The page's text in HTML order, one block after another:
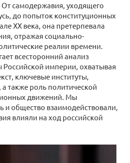
самодержавия, уходящего
до попыток конституционных
XX века, она претерпевала
отражая социально-
реалии времени.
всесторонний анализ
Российской империи, охватывая
ключевые институты,
также роль политической
движений. Мы
и общество взаимодействовали,
влияли на ход российской